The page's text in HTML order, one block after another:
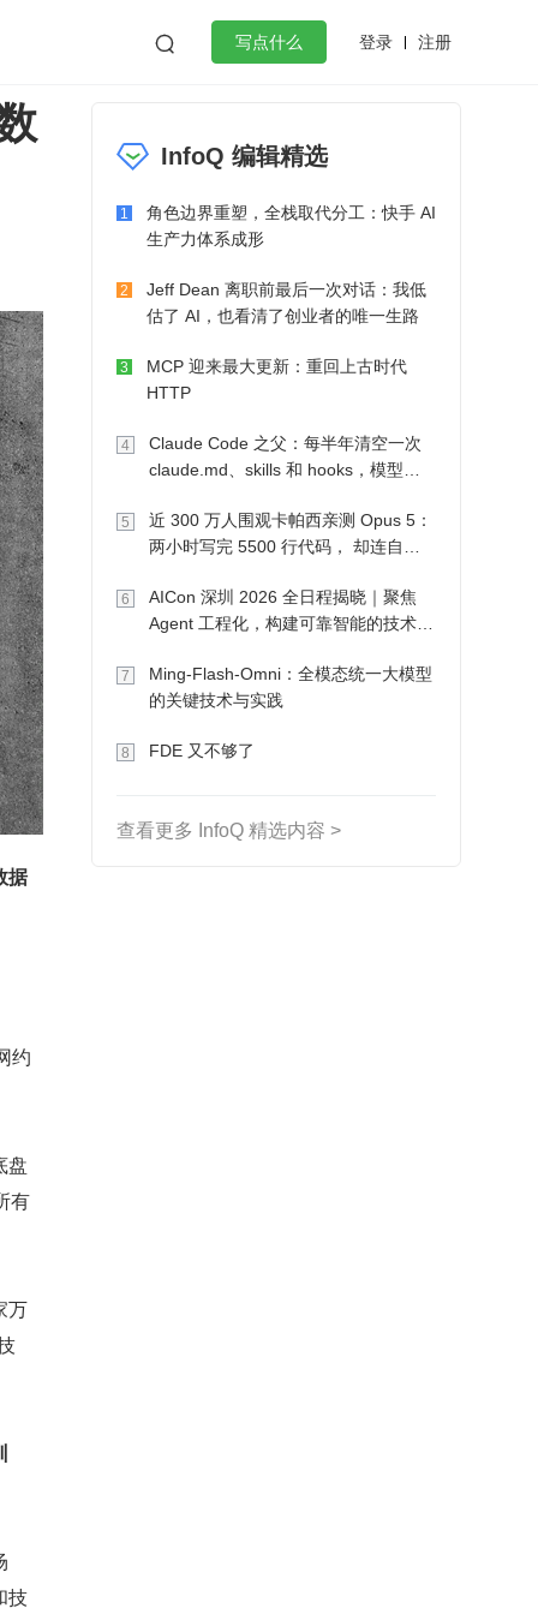
 写点什么 登录 注册
工作
微服务架构 flutter
据
约
盘
有
万
技
InfoQ 编辑精选
1
角色边界重塑，全栈取代分工：快手 AI
生产力体系成形
2
Jeff Dean 离职前最后一次对话：我低
估了 AI，也看清了创业者的唯一生路
3
MCP 迎来最大更新：重回上古时代
HTTP
4
Claude Code 之父：每半年清空一次
claude.md、skills 和 hooks，模型自
5
近 300 万人围观卡帕西亲测 Opus 5：
两小时写完 5500 行代码， 却连自己
6
AICon 深圳 2026 全日程揭晓｜聚焦
Agent 工程化，构建可靠智能的技术路
7
Ming-Flash-Omni：全模态统一大模型
的关键技术与实践
8 FDE 又不够了
查看更多 InfoQ 精选内容 >